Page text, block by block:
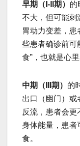
早期（I-II期） 的
不大，但可能刺
胃动力变差，
些患者确诊前可
食”，也就是心
中期（III期） 的
出口（幽门）或
反流，患者会
身体能量，患者
食。